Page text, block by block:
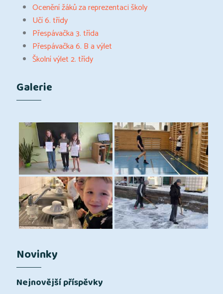
Ocenění žáků za reprezentaci školy
Učí 6. třídy
Přespávačka 3. třída
Přespávačka 6. B a výlet
Školní výlet 2. třídy
Galerie
Novinky
Nejnovější příspěvky